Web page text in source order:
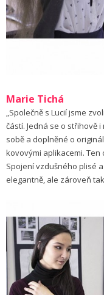
Marie Tichá
„Společně s Lucií jsme
částí. Jedná se o střihově
sobě a doplněné o
kovovými aplikacemi.
Spojení vzdušného plisé
elegantně, ale zároveň